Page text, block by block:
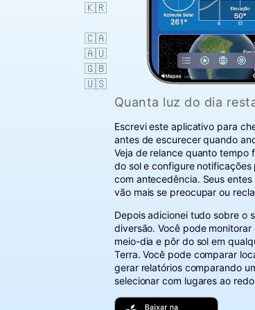
🇰🇷
🇨🇦
🇦🇺
🇬🇧
🇺🇸
Quanta luz do dia
Escrevi este aplicativo para
antes de escurecer quando
Veja de relance quanto tempo
do sol e configure notificações
com antecedência. Seus
vão mais se preocupar ou
Depois adicionei tudo sobre o
diversão. Você pode monitorar
meio-dia e pôr do sol em
Terra. Você pode comparar
gerar relatórios comparando
selecionar com lugares ao